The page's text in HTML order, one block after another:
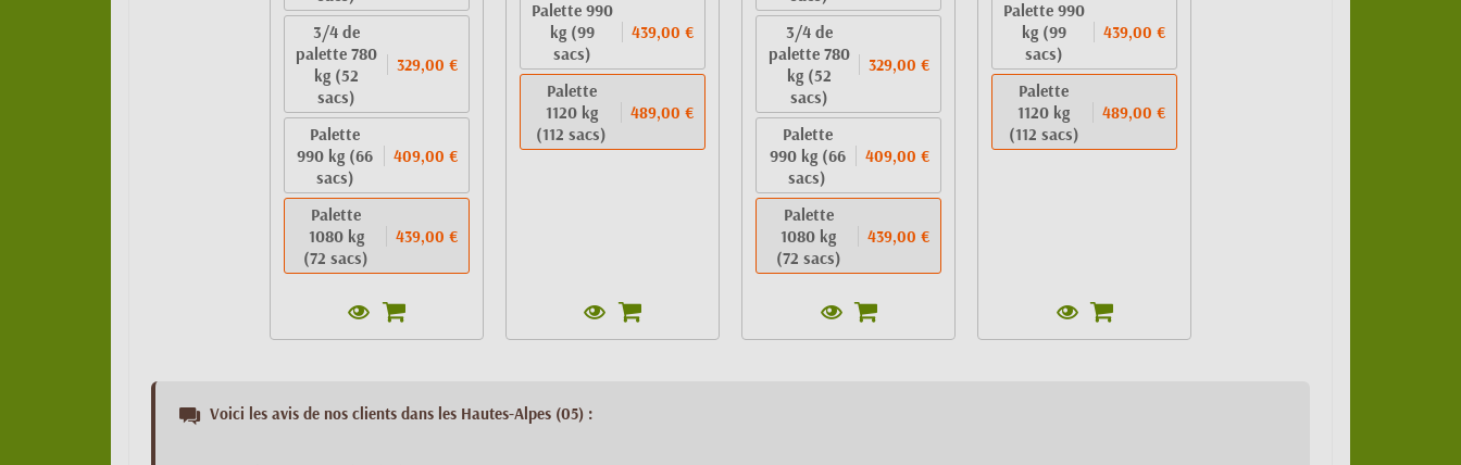
3/4 de
palette 780
kg (52
sacs)
329,00 €
Palette
990 kg (66
sacs)
409,00 €
Palette
1080 kg
(72 sacs)
439,00 €
Palette 990
kg (99
sacs)
439,00 €
Palette
1120 kg
(112 sacs)
489,00 €
3/4 de
palette 780
kg (52
sacs)
329,00 €
Palette
990 kg (66
sacs)
409,00 €
Palette
1080 kg
(72 sacs)
439,00 €
Palette 990
kg (99
sacs)
439,00 €
Palette
1120 kg
(112 sacs)
489,00 €
Voici les avis de nos clients dans les Hautes-Alpes (05) :